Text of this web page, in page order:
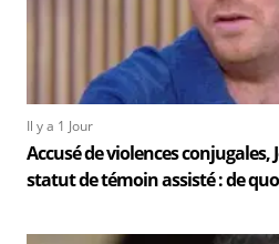
Il y a 1 Jour
Accusé de violences conjugales,
statut de témoin assisté : de